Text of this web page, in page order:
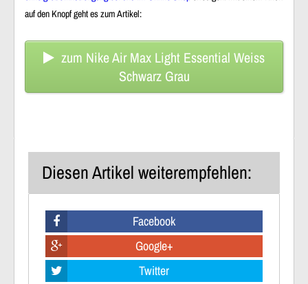
auf den Knopf geht es zum Artikel:
zum Nike Air Max Light Essential Weiss
Schwarz Grau
Diesen Artikel weiterempfehlen:
Facebook
Google+
Twitter